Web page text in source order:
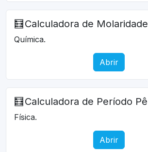
🧮 Calculadora de Molaridade
Química.
Abrir
🧮 Calculadora de Período
Física.
Abrir